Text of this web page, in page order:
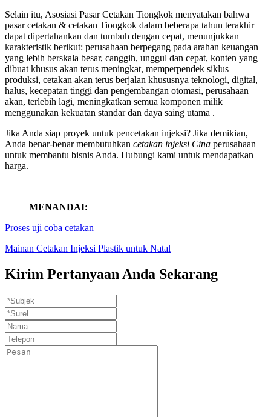
Selain itu, Asosiasi Pasar Cetakan Tiongkok menyatakan bahwa
pasar cetakan & cetakan Tiongkok dalam beberapa tahun terakhir
dapat dipertahankan dan tumbuh dengan cepat, menunjukkan
karakteristik berikut: perusahaan berpegang pada arahan keuangan
yang lebih berskala besar, canggih, unggul dan cepat, konten yang
dibuat khusus akan terus meningkat, memperpendek siklus
produksi, cetakan akan terus berjalan khususnya teknologi, digital,
halus, kecepatan tinggi dan pengembangan otomasi, perusahaan
akan, terlebih lagi, meningkatkan semua komponen milik
menggunakan kekuatan standar dan daya saing utama .
Jika Anda siap proyek untuk pencetakan injeksi? Jika demikian,
Anda benar-benar membutuhkan cetakan injeksi Cina perusahaan
untuk membantu bisnis Anda. Hubungi kami untuk mendapatkan
harga.
MENANDAI:
Proses uji coba cetakan
Mainan Cetakan Injeksi Plastik untuk Natal
Kirim Pertanyaan Anda Sekarang